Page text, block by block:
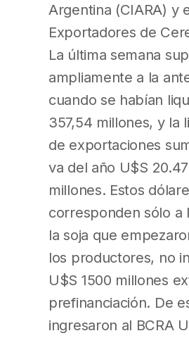
Argentina (CIARA) y
Exportadores de
La última semana
ampliamente a la
cuando se habían
357,54 millones, y la
de exportaciones
va del año U$S
millones. Estos
corresponden sólo a
la soja que
los productores, no
U$S 1500 millones
prefinanciación. De
ingresaron al BCRA